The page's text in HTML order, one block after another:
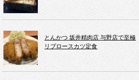
とんかつ 坂井精肉店 与野店で至極
リブロースカツ定食